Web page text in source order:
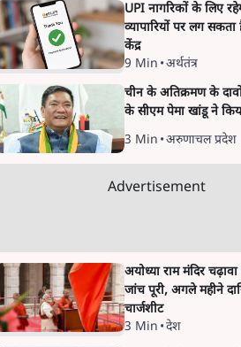
UPI नागरिकों के लिए
व्यापारियों पर लग सकता
केंद्र
9 Min •अर्थतंत्र
चीन के अतिक्रमण के
के सीएम पेमा खांडू ने
3 Min •अरुणाचल प्रदेश
Advertisement
अयोध्या राम मंदिर
जांच पूरी, अगले महीने
चार्जशीट
3 Min •देश